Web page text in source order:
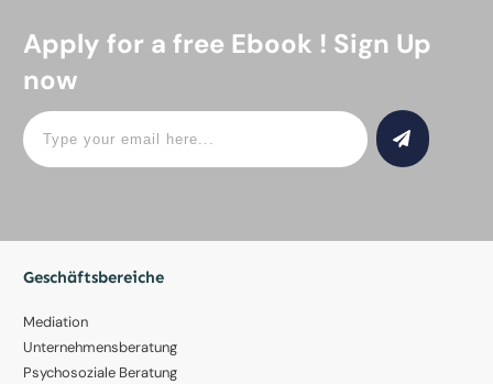
Apply for a free Ebook ! Sign Up
now
Geschäftsbereiche
Mediation
Unternehmensberatung
Psychosoziale Beratung